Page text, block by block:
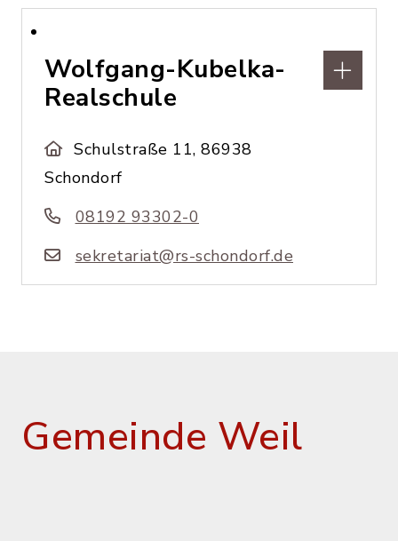
Wolfgang-Kubelka-
Realschule
Schulstraße 11, 86938
Schondorf
08192 93302-0
sekretariat@rs-schondorf.de
Gemeinde Weil